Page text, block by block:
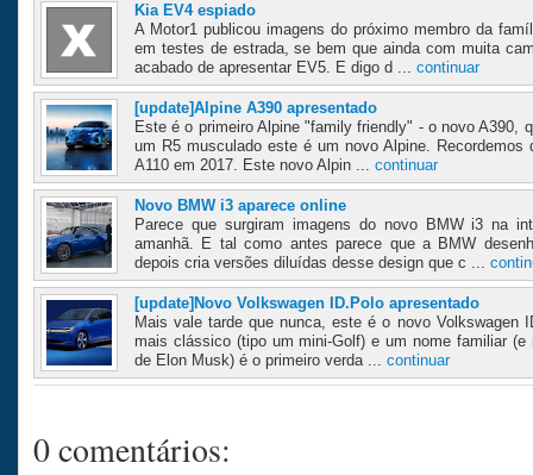
Kia EV4 espiado
A Motor1 publicou imagens do próximo membro da
em testes de estrada, se bem que ainda com muita
acabado de apresentar EV5. E digo d ... continuar
[update]Alpine A390 apresentado
Este é o primeiro Alpine "family friendly" - o novo A390,
um R5 musculado este é um novo Alpine.
A110 em 2017. Este novo Alpin ... continuar
Novo BMW i3 aparece online
Parece que surgiram imagens do novo BMW i3 na
amanhã. E tal como antes parece que a BMW
depois cria versões diluídas desse design que c ...
[update]Novo Volkswagen ID.Polo apresentado
Mais vale tarde que nunca, este é o novo Volkswagen
mais clássico (tipo um mini-Golf) e um nome familiar
de Elon Musk) é o primeiro verda ... continuar
0 comentários: